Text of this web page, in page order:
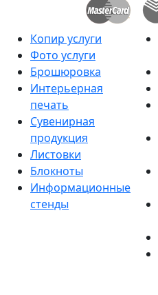
Копир услуги
Фото услуги
Брошюровка
Интерьерная
печать
Сувенирная
продукция
Листовки
Блокноты
Информационные
стенды